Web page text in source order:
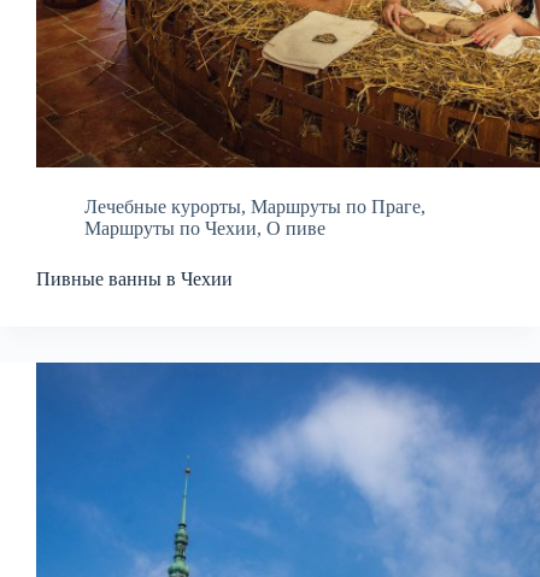
Лечебные курорты, Маршруты по Праге,
Маршруты по Чехии, О пиве
Пивные ванны в Чехии